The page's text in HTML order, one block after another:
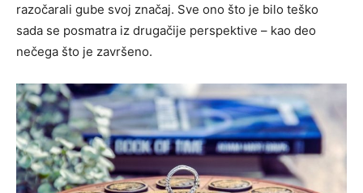
razočarali gube svoj značaj. Sve ono što je bilo teško
sada se posmatra iz drugačije perspektive – kao deo
nečega što je završeno.